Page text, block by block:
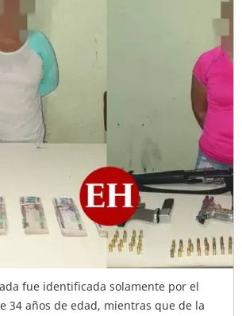
fue identificada solamente por el
34 años de edad, mientras que de la